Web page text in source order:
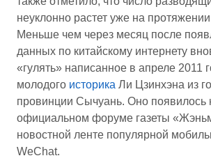
неуклонно растет уже на протяжении
Меньше чем через месяц после
данных по китайскому интернету
«гулять» написанное в апреле 2011
молодого историка Ли Цзинхэна из
провинции Сычуань. Оно появилось
официальном форуме газеты
новостной ленте популярной
WeChat.